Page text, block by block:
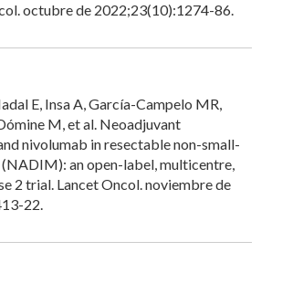
octubre de 2022;23(10):1274-86.
E, Insa A, García-Campelo MR,
M, et al. Neoadjuvant
nivolumab in resectable non-small-
(NADIM): an open-label, multicentre,
2 trial. Lancet Oncol. noviembre de
22.